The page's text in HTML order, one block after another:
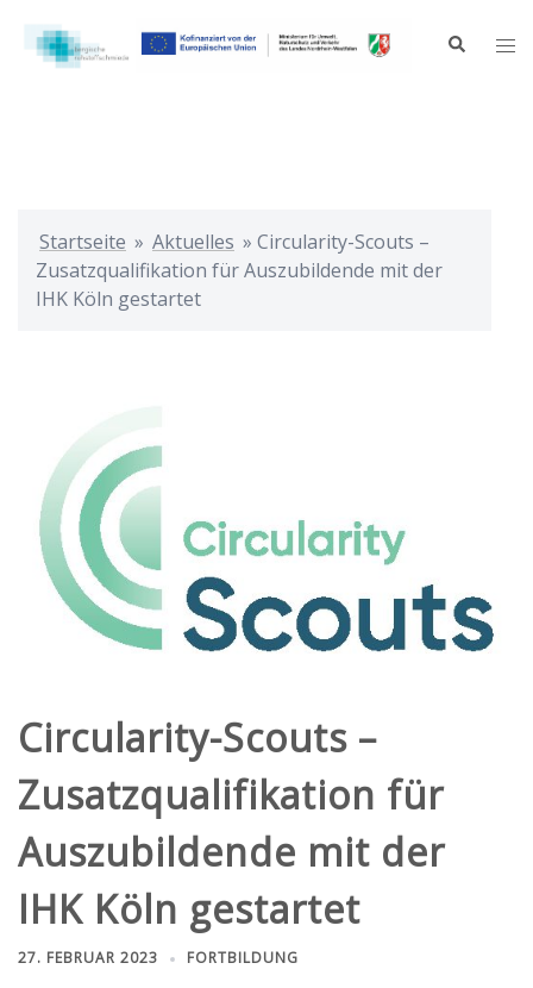
Inhalt
springen
Suche
Startseite » Aktuelles » Circularity-Scouts –
Zusatzqualifikation für Auszubildende mit der
IHK Köln gestartet
Circularity-Scouts –
Zusatzqualifikation für
Auszubildende mit der
IHK Köln gestartet
27. FEBRUAR 2023 FORTBILDUNG